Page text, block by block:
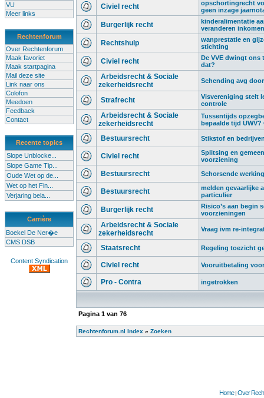
VU
Meer links
Rechtenforum
Over Rechtenforum
Maak favoriet
Maak startpagina
Mail deze site
Link naar ons
Colofon
Meedoen
Feedback
Contact
Recente topics
Slope Unblocke...
Slope Game Tip...
Oude Wet op de...
Wet op het Fin...
Verjaring bela...
Carrière
Boekel De Ner�e
CMS DSB
Content Syndication
Civiel recht
opschortingrecht
geen inzage
Burgerlijk recht
kinderalimentatie
veranderen inkomen
Rechtshulp
wanprestatie en
stichting
Civiel recht
De VVE dwingt ons
dat?
Arbeidsrecht & Sociale
zekerheidsrecht
Schending avg
Strafrecht
Visvereniging stelt
controle
Arbeidsrecht & Sociale
zekerheidsrecht
Tussentijds
bepaalde tijd UWV?
Bestuursrecht Stikstof en
Civiel recht
Splitsing en
voorziening
Bestuursrecht Schorsende
Bestuursrecht
melden gevaarlijke
particulier
Burgerlijk recht
Risico’s aan begin
voorzieningen
Arbeidsrecht & Sociale
zekerheidsrecht
Vraag ivm re-
Staatsrecht Regeling toezicht
Civiel recht Vooruitbetaling
Pro - Contra ingetrokken
Pagina 1 van 76
Rechtenforum.nl Index » Zoeken
Home|Over